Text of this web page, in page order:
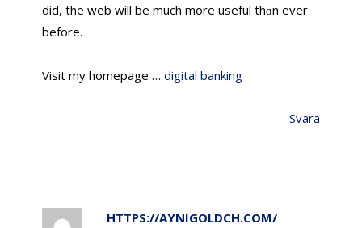
did, the web will be much more useful thɑn ever
before.
Visit my homepage …digital banking
Svara
HTTPS://AYNIGOLDCH.COM/